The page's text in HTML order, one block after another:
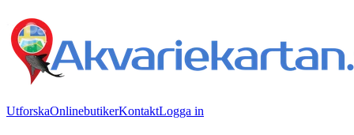
UtforskaOnlinebutikerKontaktLogga in